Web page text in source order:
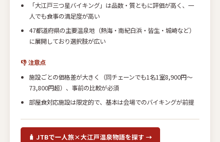
「大江戸三つ星バイキング」は品数・質ともに評価が高く、一
人でも食事の満足度が高い
47都道府県の主要温泉地（熱海・南紀白浜・皆生・城崎など）
に展開しており選択肢が広い
👎 注意点
施設ごとの価格差が大きく（同チェーンでも1名1室8,900円〜
73,800円超）、事前の比較が必須
部屋食対応施設は限定的で、基本は会場でのバイキングが前提
🧳 JTBで一人旅×大江戸温泉物語を探す →